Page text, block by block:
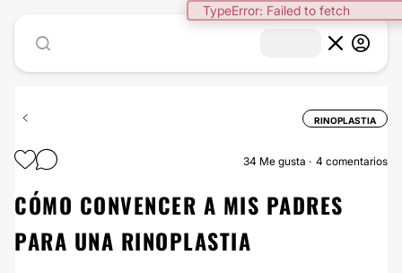
TypeError: Failed to fetch
RINOPLASTIA
34 Me gusta 4 comentarios
CÓMO CONVENCER A MIS PADRES
PARA UNA RINOPLASTIA